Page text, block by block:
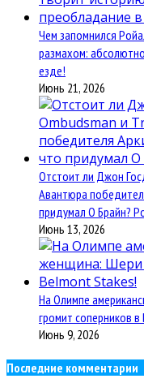
Чем запомнился
размахом:
езде!
Июнь 21, 2026
Отстоит ли Джон
Авантюра
придумал О Брайн?
Июнь 13, 2026
На Олимпе
громит соперников
Июнь 9, 2026
Последние комментарии